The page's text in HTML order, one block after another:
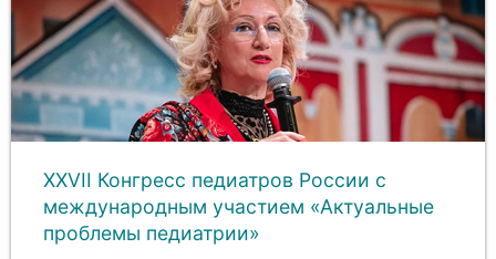
ХХVII Конгресс педиатров России с
международным участием «Актуальные
проблемы педиатрии»